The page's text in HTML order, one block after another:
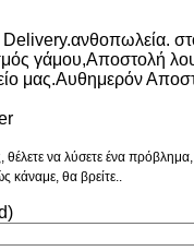
γάμου,Αποστολή
μας.Αυθημερόν
θέλετε να λύσετε ένα
κάναμε, θα βρείτε..